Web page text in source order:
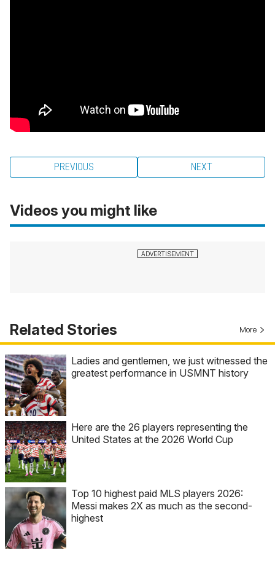
PREVIOUS NEXT
Videos you might like
Related Stories More
Ladies and gentlemen, we just witnessed the
greatest performance in USMNT history
Here are the 26 players representing the
United States at the 2026 World Cup
Top 10 highest paid MLS players 2026:
Messi makes 2X as much as the second-
highest